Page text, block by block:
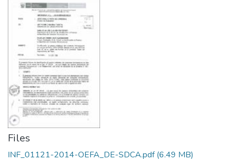
Files
INF_01121-2014-OEFA_DE-SDCA.pdf(6.49 MB)